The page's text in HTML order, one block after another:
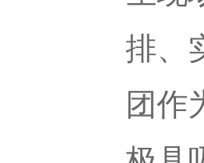
排、
团作